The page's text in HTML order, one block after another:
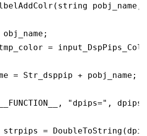
( string pobj_name
obj_name ;
=
= Str_dsppip + pobj_name ;
"dpips=",
strpips = DoubleToString (